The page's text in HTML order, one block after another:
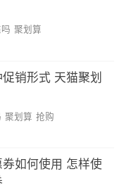
聚划算
销形式 天猫聚划
聚划算 抢购
如何使用 怎样使